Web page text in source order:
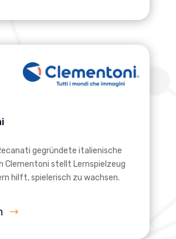
gegründete italienische
Clementoni stellt Lernspielzeug
hilft, spielerisch zu wachsen.